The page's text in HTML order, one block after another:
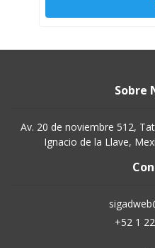
Sobre
Av. 20 de noviembre 512,
Ignacio de la Llave,
+52 1